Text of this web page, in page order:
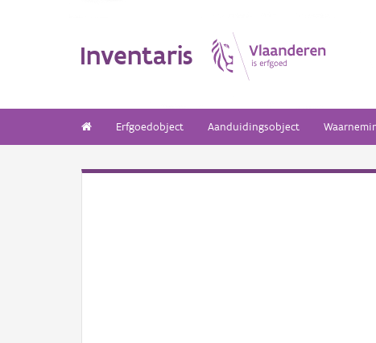
Inventaris
Erfgoedobject Aanduidingsobject